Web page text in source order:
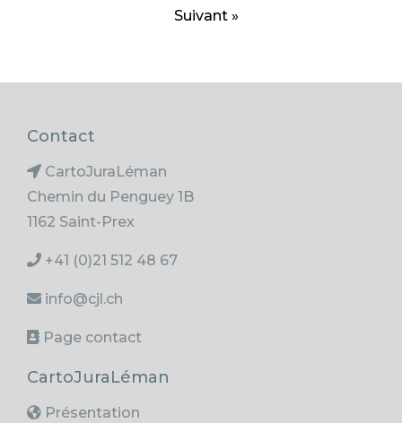
Suivant »
Contact
CartoJuraLéman
Chemin du Penguey 1B
1162 Saint-Prex
+41 (0)21 512 48 67
info@cjl.ch
Page contact
CartoJuraLéman
Présentation